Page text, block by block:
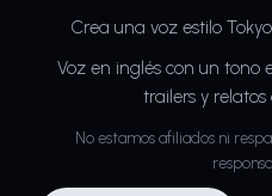
Crea una voz estilo
Voz en inglés con un tono
trailers y relatos
No estamos afiliados ni